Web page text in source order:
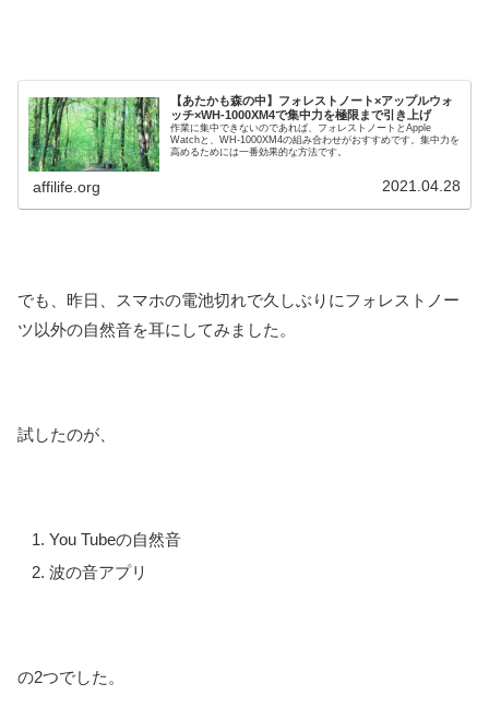
【あたかも森の中】フォレストノート×アップルウォ
ッチ×WH-1000XM4で集中力を極限まで引き上げ
作業に集中できないのであれば、フォレストノートとApple
Watchと、WH-1000XM4の組み合わせがおすすめです。集中力を
高めるためには一番効果的な方法です。
affilife.org 2021.04.28
でも、昨日、スマホの電池切れで久しぶりにフォレストノー
ツ以外の自然音を耳にしてみました。
試したのが、
You Tubeの自然音
波の音アプリ
の2つでした。